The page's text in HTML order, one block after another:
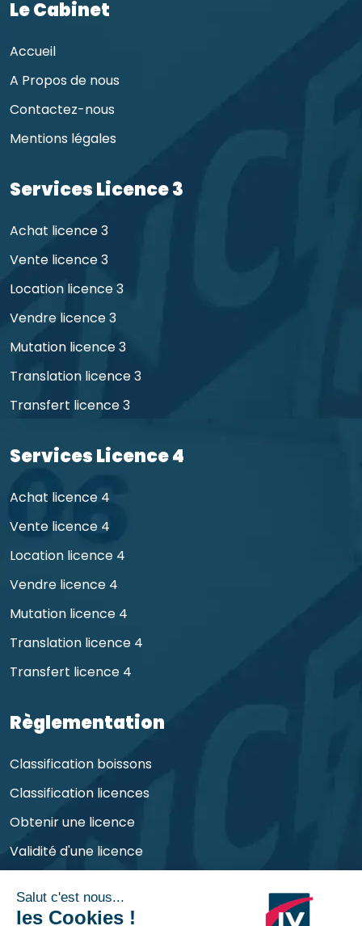
Le Cabinet
Accueil
A Propos de nous
Contactez-nous
Mentions légales
Services Licence 3
Achat licence 3
Vente licence 3
Location licence 3
Vendre licence 3
Mutation licence 3
Translation licence 3
Transfert licence 3
Services Licence 4
Achat licence 4
Vente licence 4
Location licence 4
Vendre licence 4
Mutation licence 4
Translation licence 4
Transfert licence 4
Règlementation
Classification boissons
Classification licences
Obtenir une licence
Validité d'une licence